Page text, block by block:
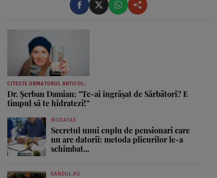
CITESTE URMATORUL ARTICOL:
Dr. Șerban Damian: ”Te-ai îngrășat de Sărbători? E
timpul să te hidratezi!”
MEDIAFAX
Secretul unui cuplu de pensionari care
nu are datorii: metoda plicurilor le-a
schimbat...
GANDUL.RO